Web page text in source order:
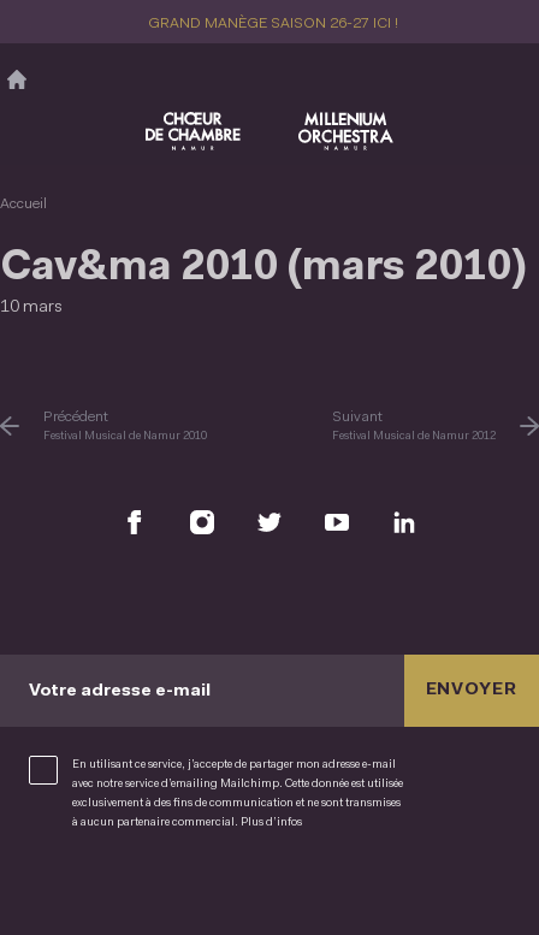
principal
GRAND MANÈGE SAISON 26-27 ICI !
Accueil
Cav&ma 2010 (mars 2010)
10 mars
Précédent
Festival Musical de Namur 2010
Suivant
Festival Musical de Namur 2012
Votre adresse e-mail
En utilisant ce service, j’accepte de partager mon adresse e-mail
avec notre service d’emailing Mailchimp. Cette donnée est utilisée
exclusivement à des fins de communication et ne sont transmises
à aucun partenaire commercial. Plus d’infos
ENVOYER